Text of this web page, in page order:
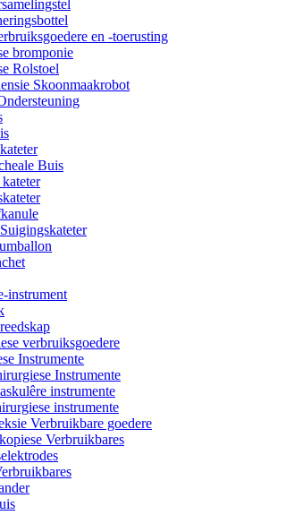
en -toerusting
bromponie
Rolstoel
Skoonmaakrobot
Buis
instrument
verbruiksgoedere
Instrumente
Instrumente
instrumente
instrumente
Verbruikbare goedere
Verbruikbares